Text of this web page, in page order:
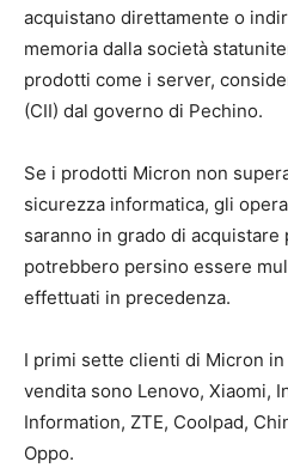
acquistano direttamente o
memoria dalla società
prodotti come i server,
(CII) dal governo di Pechino.
Se i prodotti Micron non
sicurezza informatica, gli
saranno in grado di
potrebbero persino essere
effettuati in precedenza.
I primi sette clienti di Micron
vendita sono Lenovo, Xiaomi,
Information, ZTE, Coolpad,
Oppo.